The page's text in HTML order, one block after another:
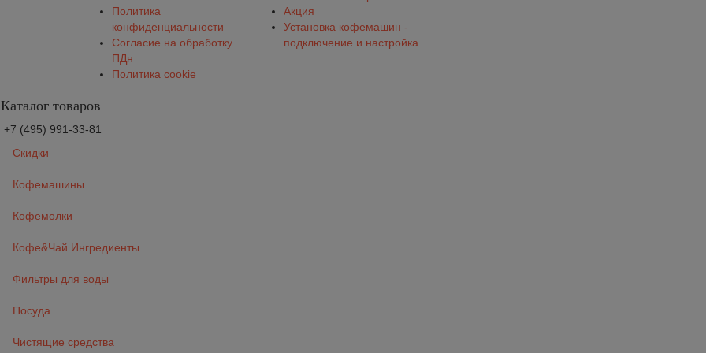
Политика
конфиденциальности
Согласие на обработку
ПДн
Политика cookie
Акция
Установка кофемашин -
подключение и настройка
Каталог товаров
+7 (495) 991-33-81
Скидки
Кофемашины
Кофемолки
Кофе&Чай Ингредиенты
Фильтры для воды
Посуда
Чистящие средства